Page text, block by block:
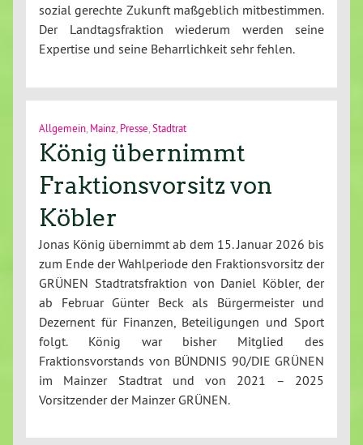
sozial gerechte Zukunft maßgeblich mitbestimmen.
Der Landtagsfraktion wiederum werden seine
Expertise und seine Beharrlichkeit sehr fehlen.
Allgemein Mainz Presse Stadtrat
König übernimmt
Fraktionsvorsitz von
Köbler
Jonas König übernimmt ab dem 15. Januar 2026 bis
zum Ende der Wahlperiode den Fraktionsvorsitz der
GRÜNEN Stadtratsfraktion von Daniel Köbler, der
ab Februar Günter Beck als Bürgermeister und
Dezernent für Finanzen, Beteiligungen und Sport
folgt. König war bisher Mitglied des
Fraktionsvorstands von BÜNDNIS 90/DIE GRÜNEN
im Mainzer Stadtrat und von 2021 – 2025
Vorsitzender der Mainzer GRÜNEN.